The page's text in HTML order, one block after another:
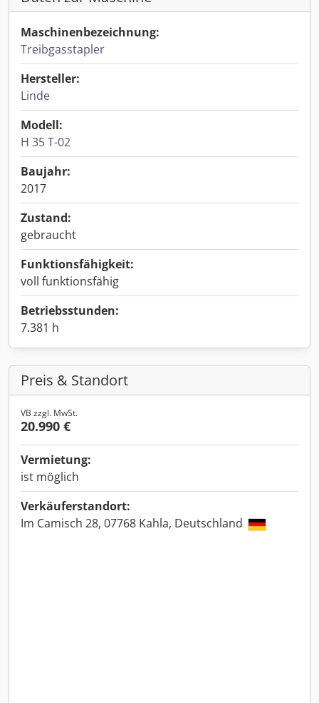
Maschinenbezeichnung:
Treibgasstapler
Hersteller:
Linde
Modell:
H 35 T-02
Baujahr:
2017
Zustand:
gebraucht
Funktionsfähigkeit:
voll funktionsfähig
Betriebsstunden:
7.381 h
Preis & Standort
VB zzgl. MwSt.
20.990 €
Vermietung:
ist möglich
Verkäuferstandort:
Im Camisch 28, 07768 Kahla, Deutschland